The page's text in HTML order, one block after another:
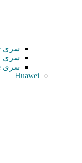
سری Explore
سری Extend
سری Extreme
Huawei